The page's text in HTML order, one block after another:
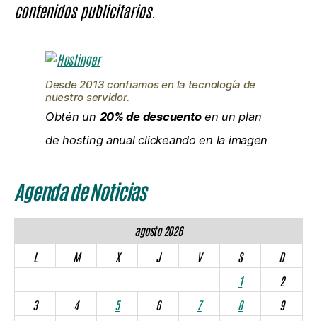
contenidos publicitarios.
Desde 2013 confiamos en la tecnología de
nuestro servidor.
Obtén un 20% de descuentoen un plan
de hosting anual clickeando en la imagen
Agenda de Noticias
agosto 2026
L
M X J V S
D
1
2
3
4 5 6 7 8
9